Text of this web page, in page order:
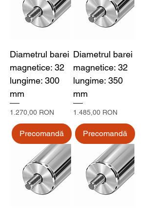
Diametrul barei
magnetice: 32
lungime: 300
mm
Preț
1.270,00 RON
Precomandă
Diametrul barei
magnetice: 32
lungime: 350
mm
Preț
1.485,00 RON
Precomandă